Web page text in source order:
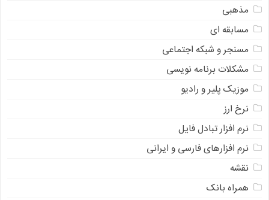
مذهبی
مسابقه ای
مسنجر و شبکه اجتماعی
مشکلات برنامه نویسی
موزیک پلیر و رادیو
نرخ ارز
ﻧﺮﻡ ﺍﻓﺰﺍﺭ ﺗﺒﺎﺩﻝ ﻓﺎﻳﻞ
نرم افزارهای فارسی و ایرانی
نقشه
همراه بانک